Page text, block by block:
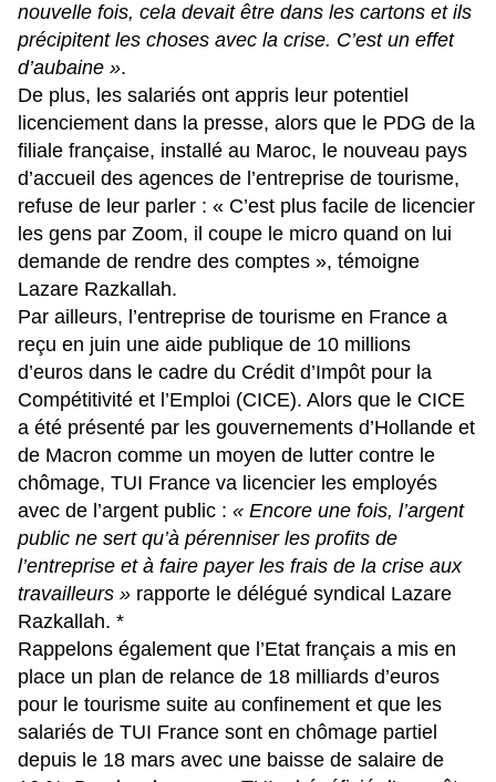
nouvelle fois, cela devait être dans les cartons et ils
précipitent les choses avec la crise. C’est un effet
d’aubaine ».
De plus, les salariés ont appris leur potentiel
licenciement dans la presse, alors que le PDG de la
filiale française, installé au Maroc, le nouveau pays
d’accueil des agences de l’entreprise de tourisme,
refuse de leur parler : « C’est plus facile de licencier
les gens par Zoom, il coupe le micro quand on lui
demande de rendre des comptes », témoigne
Lazare Razkallah.
Par ailleurs, l’entreprise de tourisme en France a
reçu en juin une aide publique de 10 millions
d’euros dans le cadre du Crédit d’Impôt pour la
Compétitivité et l’Emploi (CICE). Alors que le CICE
a été présenté par les gouvernements d’Hollande et
de Macron comme un moyen de lutter contre le
chômage, TUI France va licencier les employés
avec de l’argent public : « Encore une fois, l’argent
public ne sert qu’à pérenniser les profits de
l’entreprise et à faire payer les frais de la crise aux
travailleurs » rapporte le délégué syndical Lazare
Razkallah. *
Rappelons également que l’Etat français a mis en
place un plan de relance de 18 milliards d’euros
pour le tourisme suite au confinement et que les
salariés de TUI France sont en chômage partiel
depuis le 18 mars avec une baisse de salaire de